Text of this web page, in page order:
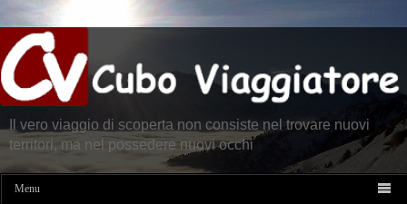
Il vero viaggio di scoperta non consiste nel trovare nuovi
territori, ma nel possedere nuovi occhi
Menu 